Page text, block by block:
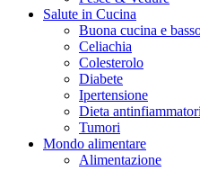
Salute in Cucina
Buona cucina e
Celiachia
Colesterolo
Diabete
Ipertensione
Dieta
Tumori
Mondo alimentare
Alimentazione